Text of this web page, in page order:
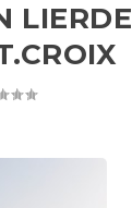
LIERDE